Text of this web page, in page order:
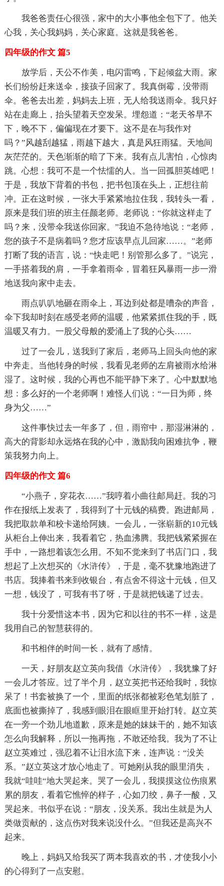
我爸爸责任心很强，家中的大小事他全包下了。他关
心我，关心我妈妈，关心家庭。这就是我爸爸。
四年级的作文 篇5
放学后，天公不作美，电闪雷鸣，下起倾盆大雨。家
长们纷纷赶来送伞，接孩子回家了。我真倒霉，没带雨
伞。爸爸去出差，妈妈去上班，无人给我送雨伞。我只好
站在走廊上，抬头望着天空发呆。埋怨道：“老天爷早不
下，晚不下，偏偏现在才要下。这不是在与我作对
吗？”风越刮越猛，雨越下越大，真是风狂雨猛。天地间
灰茫茫的。天色渐渐的暗了下来。我有点儿害怕，心惊肉
跳。心想：我可不是一个怯懦的人。当一回孤胆英雄吧！
于是，我放下背着的书包，把书包顶在头上，正想往前
冲。正在这时候，一张大手紧紧地拉住我，我转头一看，
原来是我们班的班主任颜老师。老师说：“你就这样走了
吗？来，没带伞我送你回家。”我迫不急待地说：“老师，
您的孩子不是病着吗？您才应该早点儿回家……。”老师
打断了我的语言，说：“快走吧！别管那么多了。”说完，
一手搭着我的肩，一手拿着雨伞，冒着狂风暴雨一步一滑
地送我向家中走去。
雨点叭叭地砸在雨伞上，耳边到处都是嘈杂的声音，
伞下我却时刻在感受老师的温暖，他紧紧抓住我的手，既
温暖又有力。一股父母般的爱涌上了我的心头……
过了一会儿，送我到了家后，老师马上回头向他的家
中奔走。当他转身的时候，我看见老师的左肩被雨水给淋
湿了。这时候，我的心再也不能平静下来了。心中默默地
想：多么好的一个老师啊！难怪人们说：“一日为师，终
身为父……”
这件事快过去一年多了，但，雨帘中，那湿淋淋的，
高大的背影却永远烙在我的心中，激励我向困难抗争，鞭
策我努力向上。
四年级的作文 篇6
“小燕子，穿花衣……”我哼着小曲往邮局赶。我的习
作在报纸上发表了，我得到了十元钱的稿费。跑进邮局，
我把取款单和校卡递给阿姨。一会儿，一张崭新的10元钱
从柜台上伸出来，我看着它，热血沸腾。我把钱紧紧握在
手中，一路想着该怎么用。不知不觉来到了书店门口，我
想起了上次想买的《水浒传》，于是，毫不犹豫地跑进了
书店。我捧着书来到收银台，有点舍不得这十元钱，但又
一想，钱没了，可我有书了呀，于是就把钱递了过去。
我十分爱惜这本书，因为它和以往的书不一样，这是
我用自己的智慧获得的。
和书相伴的时间一长，就有了感情。
一天，好朋友赵立英向我借《水浒传》，我犹豫了好
一会儿才答应。过了半个月，赵立英把书还给我时，我惊
呆了！书套被换了一个，里面的纸张都被彩色笔划脏了，
底面也被撕掉了，我感到眼泪在眼眶里开始打转。赵立英
在一旁一个劲儿地道歉，原来是她的妹妹干的，她不知该
怎么向我解释，所以一拖再拖，不敢还给我。我为了不让
赵立英难过，强忍着不让泪水流下来，连声说：“没关
系。”赵立英这才放心地走了。可她刚从我的眼里消失，
我就“哇哇“地大哭起来。哭了一会儿，我摸摸这位伤痕累
累的朋友，看着它憔悴的样子，心如刀绞，鼻子一酸，又
哭起来。书似乎在说：“朋友，没关系。我出生就是为人
类做贡献的，这点伤对我来说没什么。”但我还是高兴不
起来。
晚上，妈妈又给我买了两本我喜欢的书，才使我小小
的心得到了一点安慰。